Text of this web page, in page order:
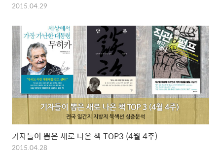
2015.04.29
기자들이 뽑은 새로 나온 책 TOP3 (4월 4주)
2015.04.28